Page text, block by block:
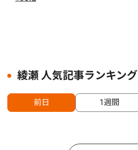
綾瀬 人気記事ランキング
前日 1週間